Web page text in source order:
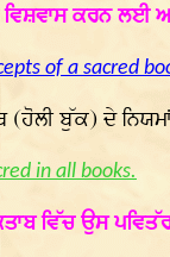
ਕਰਨ ਲਈ
of a sacred
(ਹੋਲੀ ਬੁੱਕ) ਦੇ
in all books.
ਵਿੱਚ ਉਸ